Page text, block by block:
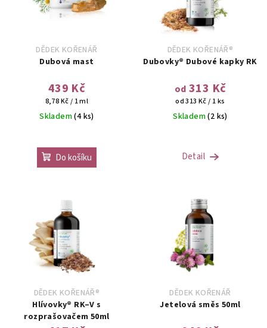
DĚDEK KOŘENÁŘ
Dubová mast
439 Kč
Měrná
cena:
8,78 Kč / 1 ml
Skladem(4 ks)
Do košíku
DĚDEK KOŘENÁŘ®
Dubovky® Dubové kapky RK
od 313 Kč
Měrná
cena:
od 313 Kč / 1 ks
Skladem(2 ks)
produktu
5
hvězdiček.
Detail
DĚDEK KOŘENÁŘ®
Hlívovky® RK–V s
rozprašovačem 50ml
DĚDEK KOŘENÁŘ
Jetelová směs 50ml